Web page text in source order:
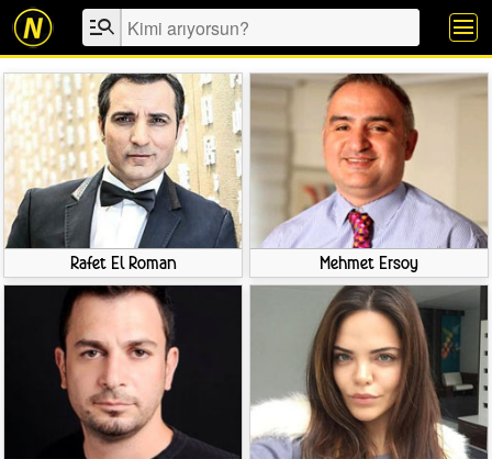
manage_search menu
Rafet El Roman Mehmet Ersoy